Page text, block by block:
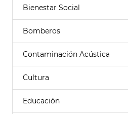
Bienestar Social
Bomberos
Contaminación Acústica
Cultura
Educación